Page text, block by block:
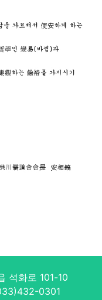
석화로 101-10
0301